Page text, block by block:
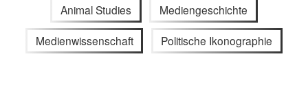
Animal Studies Mediengeschichte
Medienwissenschaft Politische Ikonographie